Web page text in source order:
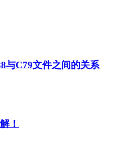
与C79文件之间的关系
！